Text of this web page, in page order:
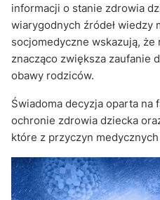
informacji o stanie zdrowia
wiarygodnych źródeł wiedzy
socjomedyczne wskazują, że
znacząco zwiększa zaufanie
obawy rodziców.
Świadoma decyzja oparta na
ochronie zdrowia dziecka
które z przyczyn